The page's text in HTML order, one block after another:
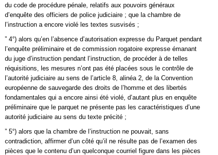
du code de procédure pénale, relatifs aux pouvoirs généraux
d’enquête des officiers de police judiciaire ; que la chambre de
l’instruction a encore violé les textes susvisés ;
” 4°) alors qu’en l’absence d’autorisation expresse du Parquet pendant
l’enquête préliminaire et de commission rogatoire expresse émanant
du juge d’instruction pendant l’instruction, de procéder à de telles
réquisitions, les mesures n’ont pas été placées sous le contrôle de
l’autorité judiciaire au sens de l’article 8, alinéa 2, de la Convention
européenne de sauvegarde des droits de l’homme et des libertés
fondamentales qui a encore ainsi été violé, d’autant plus en enquête
préliminaire que le parquet ne présente pas les caractéristiques d’une
autorité judiciaire au sens du texte précité ;
” 5°) alors que la chambre de l’instruction ne pouvait, sans
contradiction, affirmer d’un côté qu’il ne résulte pas de l’examen des
pièces que le contenu d’un quelconque courriel figure dans les pièces